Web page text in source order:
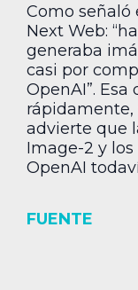
Como señaló
Next Web:
generaba
casi por
OpenAI”.
advierte que
Image-2 y
OpenAI
FUENTE